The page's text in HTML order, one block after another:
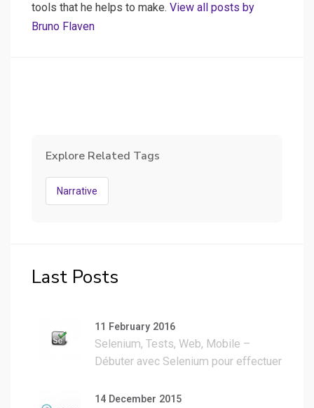
tools that he helps to make. View all posts by
Bruno Flaven
Explore Related Tags
Narrative
Last Posts
11 February 2016
Selenium, Tests, Web, Mobile –
Débuter avec Selenium pour effectuer
14 December 2015